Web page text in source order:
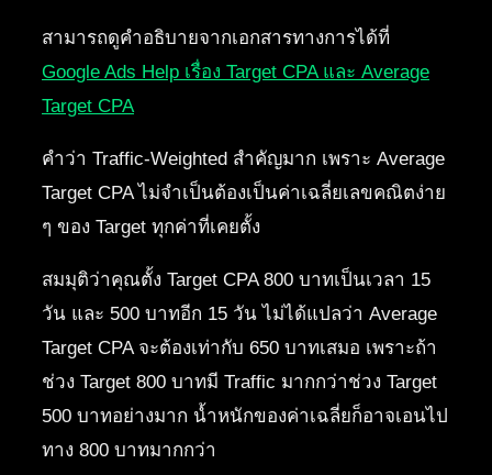
สามารถดูคำอธิบายจากเอกสารทางการได้ที่
Google Ads Help เรื่อง Target CPA และ Average
Target CPA
คำว่า Traffic-Weighted สำคัญมาก เพราะ Average
Target CPA ไม่จำเป็นต้องเป็นค่าเฉลี่ยเลขคณิตง่าย
ๆ ของ Target ทุกค่าที่เคยตั้ง
สมมุติว่าคุณตั้ง Target CPA 800 บาทเป็นเวลา 15
วัน และ 500 บาทอีก 15 วัน ไม่ได้แปลว่า Average
Target CPA จะต้องเท่ากับ 650 บาทเสมอ เพราะถ้า
ช่วง Target 800 บาทมี Traffic มากกว่าช่วง Target
500 บาทอย่างมาก น้ำหนักของค่าเฉลี่ยก็อาจเอนไป
ทาง 800 บาทมากกว่า